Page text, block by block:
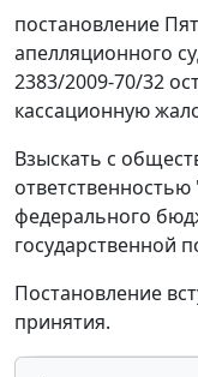
постановление
апелляционного
2383/2009-70/32
кассационную
Взыскать с
федерального
государственной
Постановление
принятия.